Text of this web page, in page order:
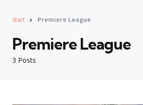
Start Premiere League
3 Posts
Premiere League